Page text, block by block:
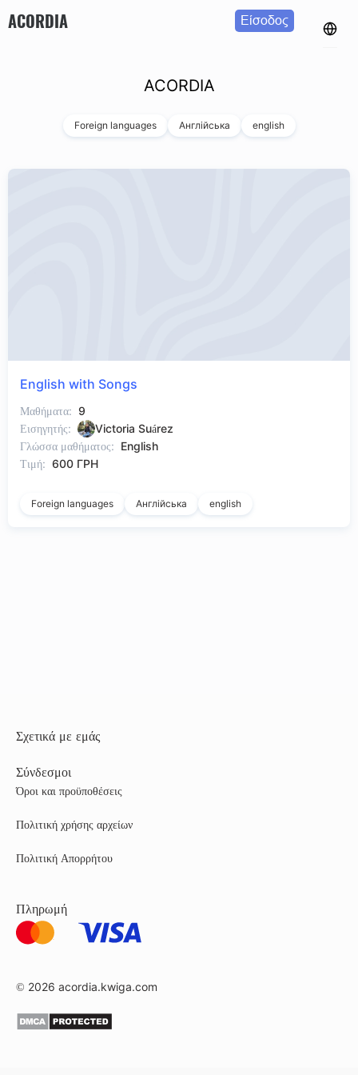
ACORDIA Είσοδος
ACORDIA
Foreign languages Англійська english
English with Songs
Μαθήματα: 9
Εισηγητής:
Victoria Suárez
Γλώσσα μαθήματος: English
Τιμή: 600 ГРН
Foreign languages Англійська english
Σχετικά με εμάς
Σύνδεσμοι
Όροι και προϋποθέσεις
Πολιτική χρήσης αρχείων
Πολιτική Απορρήτου
Πληρωμή
© 2026 acordia.kwiga.com